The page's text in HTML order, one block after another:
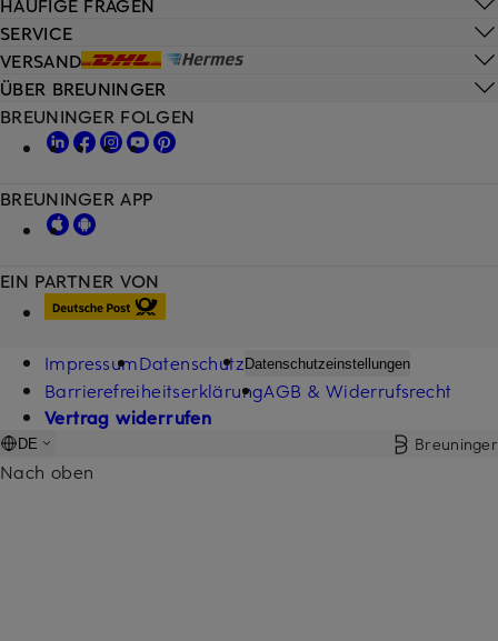
SERVICE
VERSAND
ÜBER BREUNINGER
EIN PARTNER VON
BREUNINGER FOLGEN
BREUNINGER APP
ImpressumDatenschutzDatenschutzeinstellungen
BarrierefreiheitserklärungAGB & Widerrufsrecht
Vertrag widerrufen
DE Breuninger
Nach oben